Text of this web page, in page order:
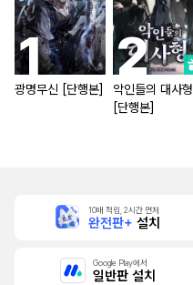
광명무신 [단행본]
악인들의 대사형
[단행본]
10배 적립, 2시간 먼저
완전판+ 설치
Google Play에서
일반판 설치